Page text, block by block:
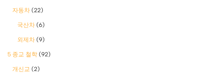
자동차 (22)
국산차 (6)
외제차 (9)
5 종교 철학 (92)
개신교 (2)